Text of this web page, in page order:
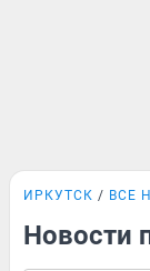
ИРКУТСК ВСЕ
Новости